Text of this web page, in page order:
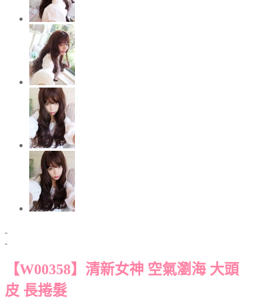
【W00358】清新女神 空氣瀏海 大頭
皮 長捲髮